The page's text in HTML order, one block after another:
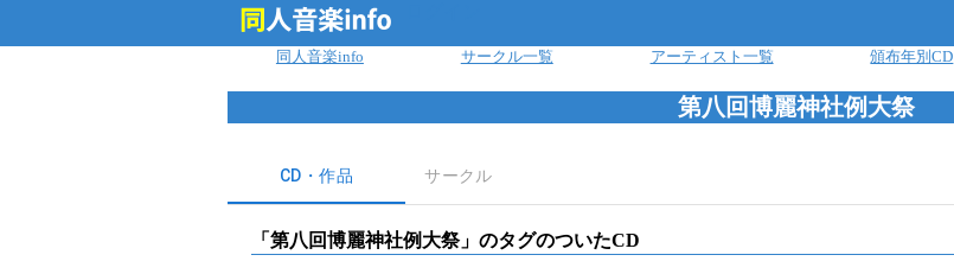
同人音楽info サークル一覧 アーティスト一覧 頒布年別CD
第八回博麗神社例大祭
CD・作品 サークル
「 第八回博麗神社例大祭」のタグのついたCD